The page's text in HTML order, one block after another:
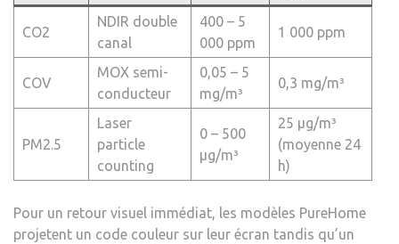
CO2
NDIR double
canal
400 – 5
000 ppm
1 000 ppm
COV
MOX semi-
conducteur
0,05 – 5
mg/m³
0,3 mg/m³
PM2.5
Laser
particle
counting
0 – 500
µg/m³
25 µg/m³
(moyenne 24
h)
Pour un retour visuel immédiat, les modèles PureHome
projetent un code couleur sur leur écran tandis qu’un